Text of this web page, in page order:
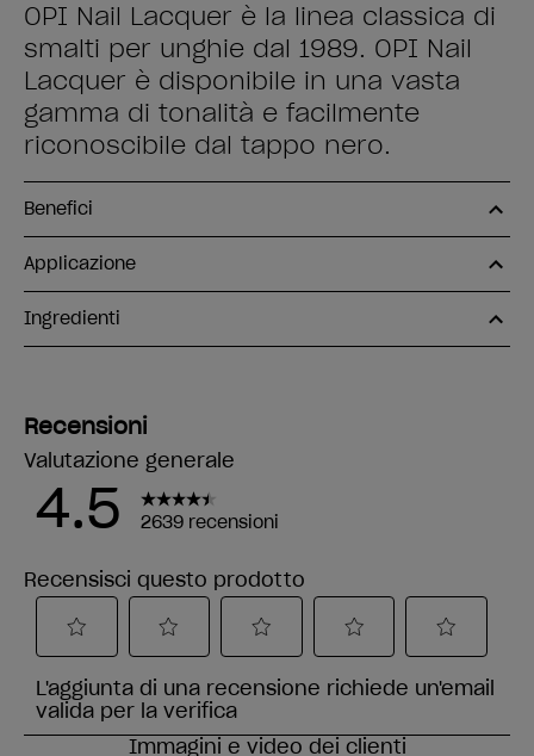
OPI Nail Lacquer è la linea classica di
smalti per unghie dal 1989. OPI Nail
Lacquer è disponibile in una vasta
gamma di tonalità e facilmente
riconoscibile dal tappo nero.
Benefici
Applicazione
Ingredienti